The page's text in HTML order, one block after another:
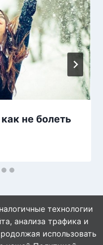
не болеть
технологии
анализа трафика и
использовать